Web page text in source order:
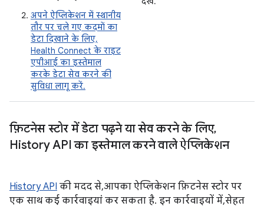
अपने ऐप्लिकेशन में स्थानीय
तौर पर चले गए कदमों का
डेटा दिखाने के लिए,
Health Connect के राइट
एपीआई का इस्तेमाल
करके डेटा सेव करने की
सुविधा लागू करें.
फ़िटनेस स्टोर में डेटा पढ़ने या सेव करने के लिए,
History API का इस्तेमाल करने वाले ऐप्लिकेशन
History API की मदद से, आपका ऐप्लिकेशन फ़िटनेस स्टोर पर
एक साथ कई कार्रवाइयां कर सकता है. इन कार्रवाइयों में, सेहत